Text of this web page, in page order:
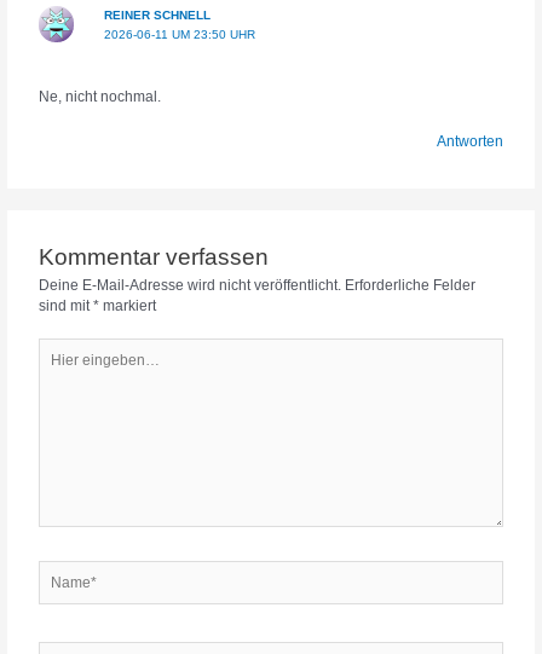
REINER SCHNELL
2026-06-11 UM 23:50 UHR
Ne, nicht nochmal.
Antworten
Kommentar verfassen
Deine E-Mail-Adresse wird nicht veröffentlicht. Erforderliche Felder
sind mit*markiert
eingeben…